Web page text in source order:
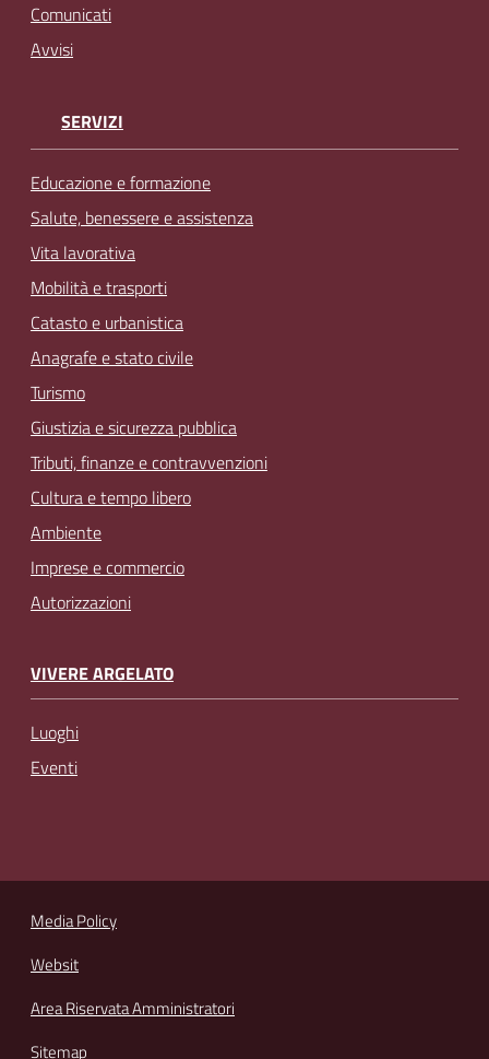
Comunicati
Avvisi
SERVIZI
Educazione e formazione
Salute, benessere e assistenza
Vita lavorativa
Mobilità e trasporti
Catasto e urbanistica
Anagrafe e stato civile
Turismo
Giustizia e sicurezza pubblica
Tributi, finanze e contravvenzioni
Cultura e tempo libero
Ambiente
Imprese e commercio
Autorizzazioni
VIVERE ARGELATO
Luoghi
Eventi
Media Policy
Websit
Area Riservata Amministratori
Sitemap